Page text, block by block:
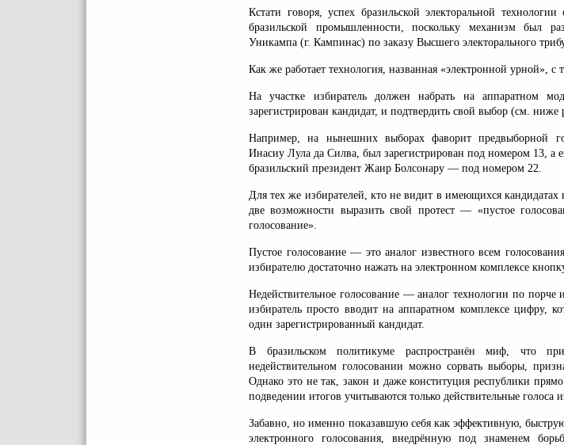
Кстати говоря, успех бразильской электоральной
бразильской промышленности, поскольку механизм был
Уникампа (г. Кампинас) по заказу Высшего электорального
Как же работает технология, названная «электронной урной», с
На участке избиратель должен набрать на аппаратном
зарегистрирован кандидат, и подтвердить свой выбор (см.
Например, на нынешних выборах фаворит предвыборной
Инасиу Лула да Силва, был зарегистрирован под номером 13, а
бразильский президент Жаир Болсонару — под номером 22.
Для тех же избирателей, кто не видит в имеющихся кандидатах
две возможности выразить свой протест — «пустое
голосование».
Пустое голосование — это аналог известного всем
избирателю достаточно нажать на электронном комплексе
Недействительное голосование — аналог технологии по порче
избиратель просто вводит на аппаратном комплексе цифру,
один зарегистрированный кандидат.
В бразильском политикуме распространён миф, что
недействительном голосовании можно сорвать выборы,
Однако это не так, закон и даже конституция республики
подведении итогов учитываются только действительные голоса
Забавно, но именно показавшую себя как эффективную,
электронного голосования, внедрённую под знаменем